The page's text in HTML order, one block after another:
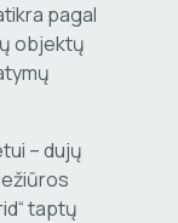
pagal
objektų
– dujų
taptų